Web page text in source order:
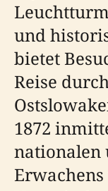
und
bietet
Reise
1872
nationalen